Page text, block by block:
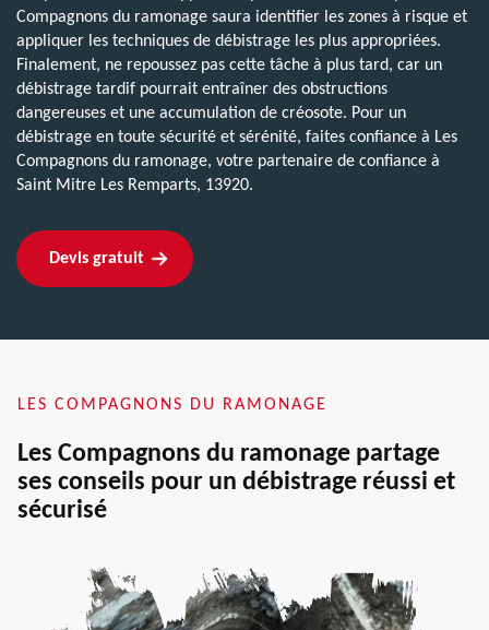
Compagnons du ramonage saura identifier les zones à risque et
appliquer les techniques de débistrage les plus appropriées.
Finalement, ne repoussez pas cette tâche à plus tard, car un
débistrage tardif pourrait entraîner des obstructions
dangereuses et une accumulation de créosote. Pour un
débistrage en toute sécurité et sérénité, faites confiance à Les
Compagnons du ramonage, votre partenaire de confiance à
Saint Mitre Les Remparts, 13920.
Devis gratuit
LES COMPAGNONS DU RAMONAGE
Les Compagnons du ramonage partage
ses conseils pour un débistrage réussi et
sécurisé